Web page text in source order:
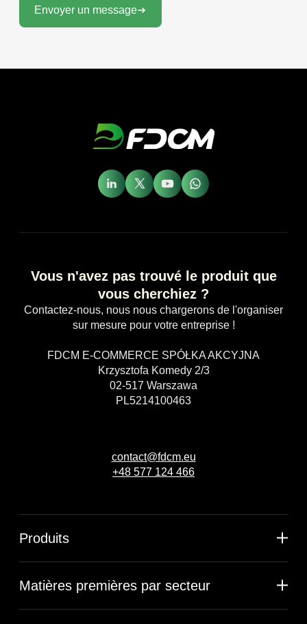
Envoyer un message
Vous n'avez pas trouvé le produit que
vous cherchiez ?
Contactez-nous, nous nous chargerons de l'organiser
sur mesure pour votre entreprise !
FDCM E-COMMERCE SPÓŁKA AKCYJNA
Krzysztofa Komedy 2/3
02-517 Warszawa
PL5214100463
contact@fdcm.eu
+48 577 124 466
Produits
Matières premières par secteur